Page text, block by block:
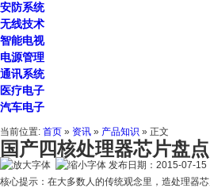
安防系统
无线技术
智能电视
电源管理
通讯系统
医疗电子
汽车电子
当前位置: 首页 » 资讯 » 产品知识 » 正文
国产四核处理器芯片盘点
发布日期：2015-07-15
核心提示：在大多数人的传统观念里，造处理器